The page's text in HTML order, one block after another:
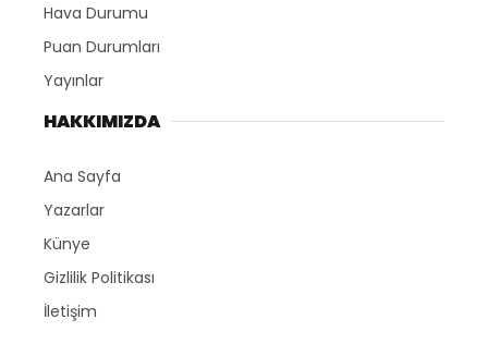
Hava Durumu
Puan Durumları
Yayınlar
HAKKIMIZDA
Ana Sayfa
Yazarlar
Künye
Gizlilik Politikası
İletişim